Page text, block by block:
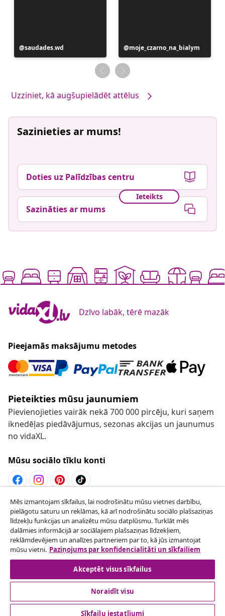
Ierakstu
publicējis
saudades.wd
Ierakstu
publicējis
moje_czarno_na_bialym
Uzziniet, kā augšupielādēt attēlus
Sazinieties ar mums!
Doties uz Palīdzības centru
Ieteikts
Sazināties ar mums
Dzīvo labāk, tērē mazāk
Pieejamās maksājumu metodes
Pieteikties mūsu jaunumiem
Pievienojieties vairāk nekā 700 000 pircēju, kuri saņem
iknedēļas piedāvājumus, sezonas akcijas un jaunumus
no vidaXL.
Mūsu sociālo tīklu konti
Atteikties no līguma
Iesniegt pieprasījumu par atteikšanos no
pasūtījuma.
Atteikties no līguma
klientu apkalpoanaš
Mēs izmantojam sīkfailus, lai nodrošinātu mūsu vietnes darbību,
pielāgotu saturu un reklāmas, kā arī nodrošinātu sociālo plašsaziņas
līdzekļu funkcijas un analizētu mūsu datplūsmu. Turklāt mēs
dalāmies informācijā ar sociālajiem plašsaziņas līdzekļiem,
reklāmdevējiem un analīzes partneriem par to, kā jūs izmantojat
mūsu vietni. Paziņojums par konfidencialitāti un sīkfailiem
Akceptēt visus sīkfailus
Noraidīt visu
Sīkfailu iestatījumi